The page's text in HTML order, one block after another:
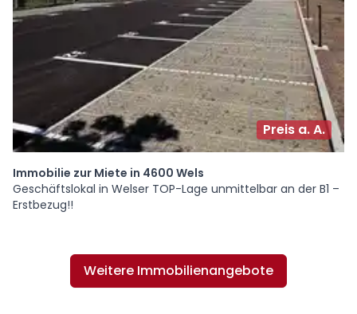
Preis a. A.
Immobilie zur Miete in 4600 Wels
Geschäftslokal in Welser TOP-Lage unmittelbar an der B1 –
Erstbezug!!
Weitere Immobilienangebote